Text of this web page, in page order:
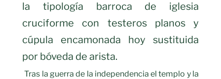
la tipología barroca de iglesia
cruciforme con testeros planos y
cúpula encamonada hoy sustituida
por bóveda de arista.
Tras la guerra de la independencia el templo y la